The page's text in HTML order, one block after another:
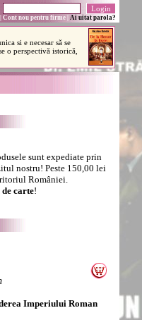
Cont nou pentru firme Ai uitat parola?
sunt expediate prin
nostru! Peste 150,00 lei
României.
de carte!
Imperiului Roman